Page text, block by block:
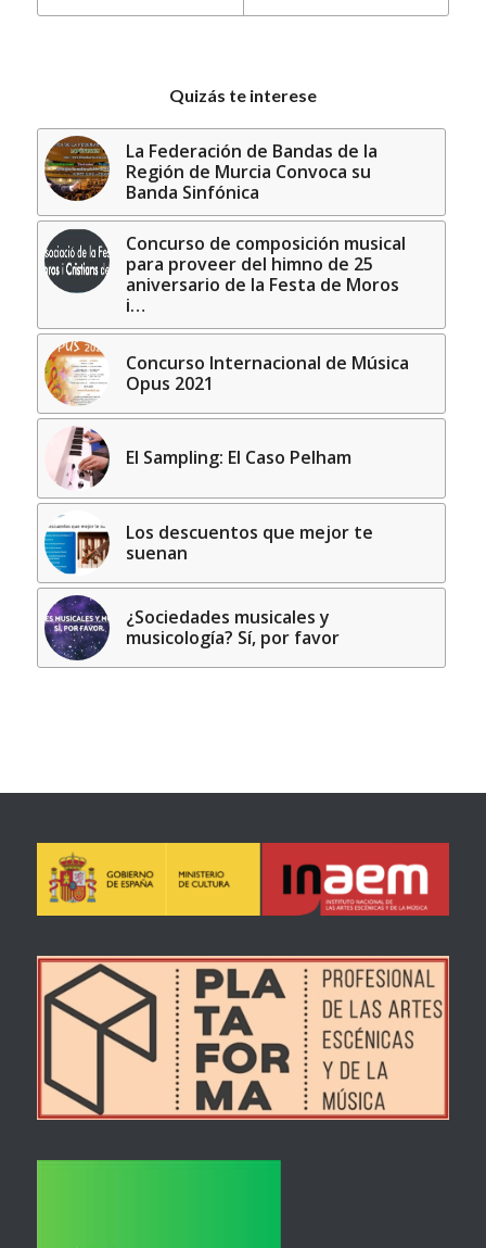
Quizás te interese
La Federación de Bandas de la
Región de Murcia Convoca su
Banda Sinfónica
Concurso de composición musical
para proveer del himno de 25
aniversario de la Festa de Moros
i…
Concurso Internacional de Música
Opus 2021
El Sampling: El Caso Pelham
Los descuentos que mejor te
suenan
¿Sociedades musicales y
musicología? Sí, por favor